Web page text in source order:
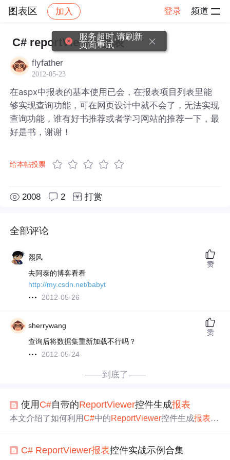
图表区 加入 登录 频道
社区 图表区 帖子详情
C# reportViewer 报表
flyfather
2012-05-23
在aspx中报表的基本使用已会，在报表项目列表里能
够实现查询功能，可在网页设计中就不会了，无法实现
查询功能，谁有好书推荐或者学习网站的推荐一下，最
好是书，谢谢！
给本帖投票
2008 2 打赏
全部评论
熙风
去阿泰的博客看看
http://my.csdn.net/babyt
2012-05-26
赞
sherrywang
查询后将数据集重新加载不行吗？
2012-05-24
赞
——到底了——
使用 C#自带的ReportViewer控件生成报表
本文介绍了如何利用C#中的ReportViewer控件生成报表，
以及数据赋值。通过提供的源代码和效果图，可以清晰地
C# ReportViewer报表控件实战示例合集
服务超时,请刷新
页面重试